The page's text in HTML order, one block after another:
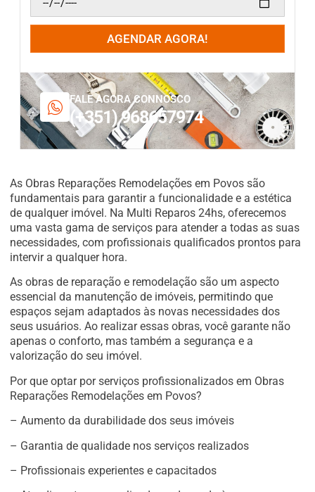
AGENDAR AGORA!
FALE AGORA CONNOSCO
(+351) 968657974
As Obras Reparações Remodelações em Povos são
fundamentais para garantir a funcionalidade e a estética
de qualquer imóvel. Na Multi Reparos 24hs, oferecemos
uma vasta gama de serviços para atender a todas as suas
necessidades, com profissionais qualificados prontos para
intervir a qualquer hora.
As obras de reparação e remodelação são um aspecto
essencial da manutenção de imóveis, permitindo que
espaços sejam adaptados às novas necessidades dos
seus usuários. Ao realizar essas obras, você garante não
apenas o conforto, mas também a segurança e a
valorização do seu imóvel.
Por que optar por serviços profissionalizados em Obras
Reparações Remodelações em Povos?
– Aumento da durabilidade dos seus imóveis
– Garantia de qualidade nos serviços realizados
– Profissionais experientes e capacitados